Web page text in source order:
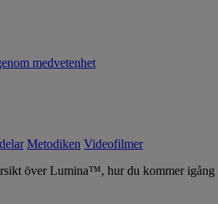
medvetenhet
Metodiken Videofilmer
över Lumina™, hur du kommer